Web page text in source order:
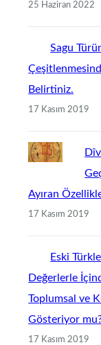
25 Haziran 2022
Sagu
Belirtiniz.
17 Kasım 2019
Ayıran
17 Kasım 2019
Eski
Değerlerle
Toplumsal ve
Gösteriyor
17 Kasım 2019